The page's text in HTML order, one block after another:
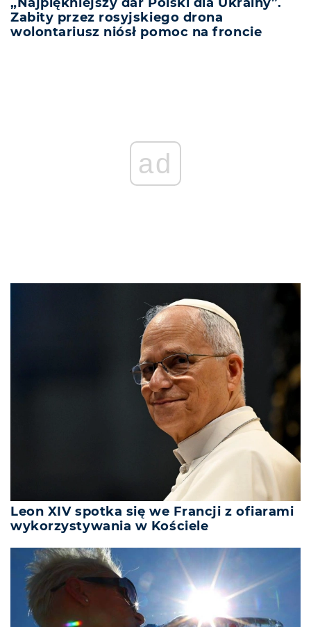
Zabity przez rosyjskiego drona
wolontariusz niósł pomoc na froncie
ad
Leon XIV spotka się we Francji z ofiarami
wykorzystywania w Kościele